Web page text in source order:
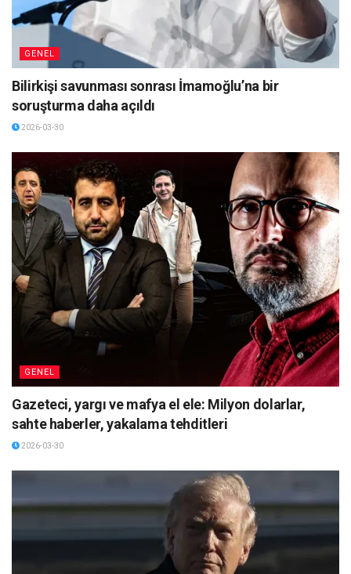
GENEL
Bilirkişi savunması sonrası İmamoğlu’na bir
soruşturma daha açıldı
2026-03-30
GENEL
Gazeteci, yargı ve mafya el ele: Milyon dolarlar,
sahte haberler, yakalama tehditleri
2026-03-30